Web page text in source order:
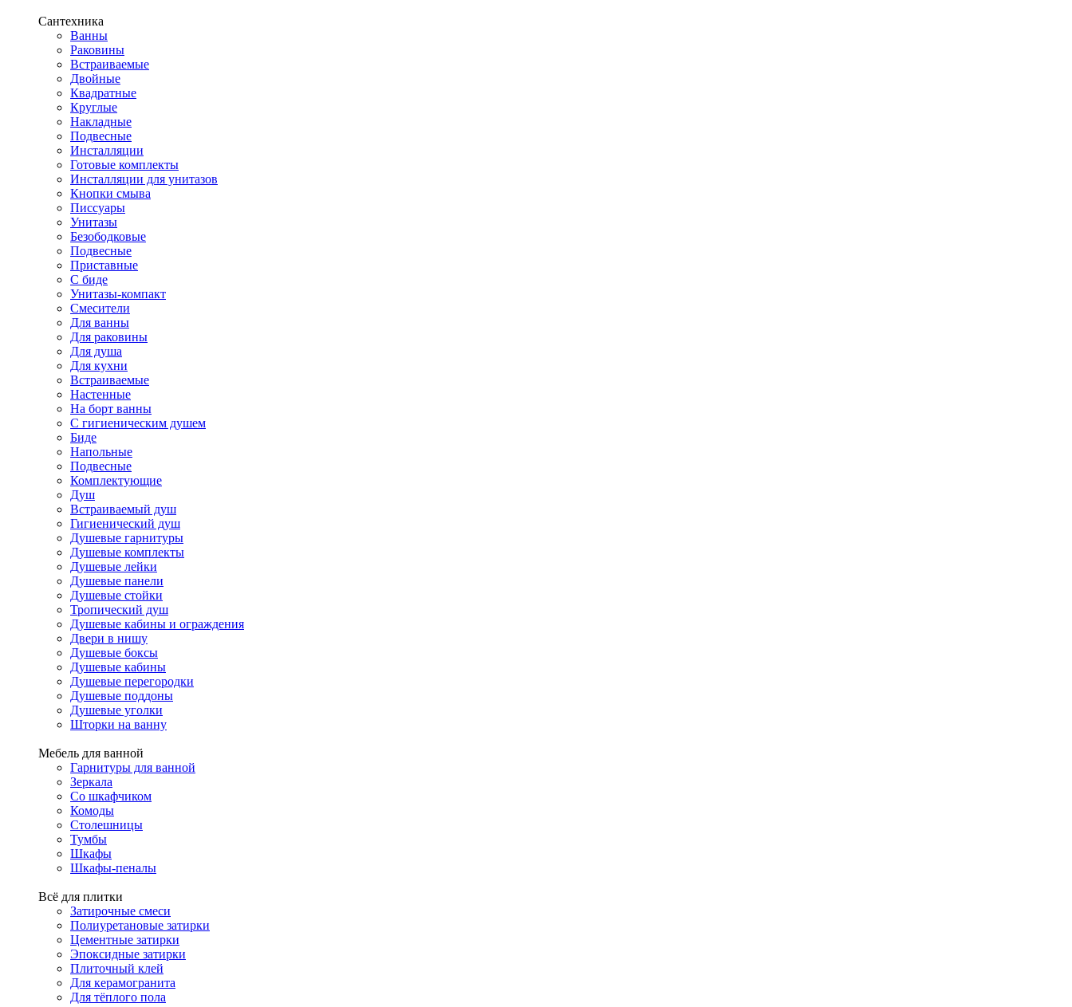
Сантехника
Ванны
Раковины
Встраиваемые
Двойные
Квадратные
Круглые
Накладные
Подвесные
Инсталляции
Готовые комплекты
Инсталляции для унитазов
Кнопки смыва
Писсуары
Унитазы
Безободковые
Подвесные
Приставные
С биде
Унитазы-компакт
Смесители
Для ванны
Для раковины
Для душа
Для кухни
Встраиваемые
Настенные
На борт ванны
С гигиеническим душем
Биде
Напольные
Подвесные
Комплектующие
Душ
Встраиваемый душ
Гигиенический душ
Душевые гарнитуры
Душевые комплекты
Душевые лейки
Душевые панели
Душевые стойки
Тропический душ
Душевые кабины и ограждения
Двери в нишу
Душевые боксы
Душевые кабины
Душевые перегородки
Душевые поддоны
Душевые уголки
Шторки на ванну
Мебель для ванной
Гарнитуры для ванной
Зеркала
Со шкафчиком
Комоды
Столешницы
Тумбы
Шкафы
Шкафы-пеналы
Всё для плитки
Затирочные смеси
Полиуретановые затирки
Цементные затирки
Эпоксидные затирки
Плиточный клей
Для керамогранита
Для тёплого пола